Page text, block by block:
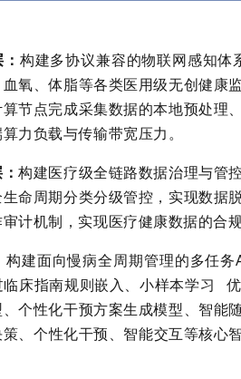
构建多协议兼容的物联网感知体
氧、体脂等各类医用级无创健康
节点完成采集数据的本地预处理
力负载与传输带宽压力。
构建医疗级全链路数据治理与管
命周期分类分级管控，实现数据
计机制，实现医疗健康数据的合
构建面向慢病全周期管理的多任
床指南规则嵌入、小样本学习
个性化干预方案生成模型、智能
、个性化干预、智能交互等核心